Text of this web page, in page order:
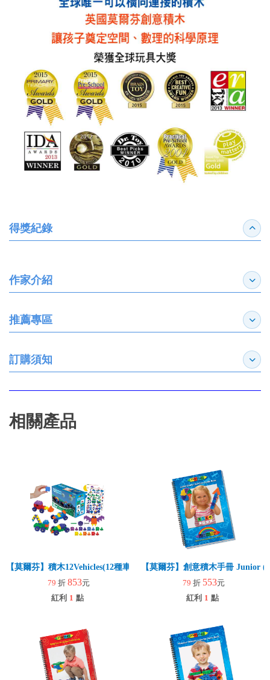
得獎紀錄 收合
作家介紹 展開
推薦專區 展開
訂購須知 展開
相關產品
【莫爾芬】積木12Vehicles(12種車輛)140pcs
79 折 853元
紅利 1 點
【莫爾芬】創意積木手冊 Junior (
79 折 553元
紅利 1 點